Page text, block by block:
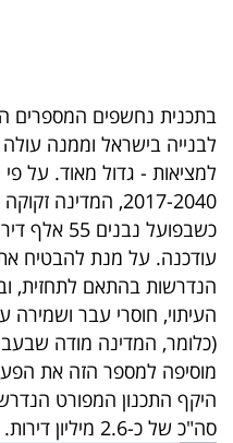
40
UNDER
40
שיתופי
פעולה
דרושים
בתכנית נחשפים המספרים
לבנייה בישראל וממנה עולה
למציאות - גדול מאוד. על
כשבפועל
עודכנה. על מנת להבטיח
הנדרשות בהתאם לתחזית,
העיתוי, חוסרי עבר ושמירה
(כלומר, המדינה מודה
מוסיפה למספר הזה את
סה"כ של כ-2.6 מיליון דירות.